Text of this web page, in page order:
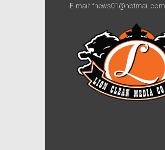
E-mail: fnews01@hotmail.com